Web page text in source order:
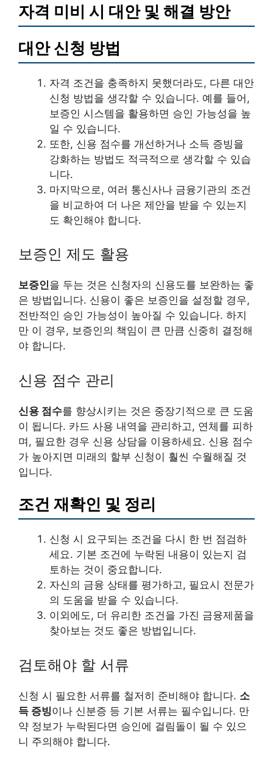
자격 미비 시 대안 및 해결 방안
대안 신청 방법
자격 조건을 충족하지 못했더라도, 다른 대안
신청 방법을 생각할 수 있습니다. 예를 들어,
보증인 시스템을 활용하면 승인 가능성을 높
일 수 있습니다.
또한, 신용 점수를 개선하거나 소득 증빙을
강화하는 방법도 적극적으로 생각할 수 있습
니다.
마지막으로, 여러 통신사나 금융기관의 조건
을 비교하여 더 나은 제안을 받을 수 있는지
도 확인해야 합니다.
보증인 제도 활용
보증인을 두는 것은 신청자의 신용도를 보완하는 좋
은 방법입니다. 신용이 좋은 보증인을 설정할 경우,
전반적인 승인 가능성이 높아질 수 있습니다. 하지
만 이 경우, 보증인의 책임이 큰 만큼 신중히 결정해
야 합니다.
신용 점수 관리
신용 점수를 향상시키는 것은 중장기적으로 큰 도움
이 됩니다. 카드 사용 내역을 관리하고, 연체를 피하
며, 필요한 경우 신용 상담을 이용하세요. 신용 점수
가 높아지면 미래의 할부 신청이 훨씬 수월해질 것
입니다.
조건 재확인 및 정리
신청 시 요구되는 조건을 다시 한 번 점검하
세요. 기본 조건에 누락된 내용이 있는지 검
토하는 것이 중요합니다.
자신의 금융 상태를 평가하고, 필요시 전문가
의 도움을 받을 수 있습니다.
이외에도, 더 유리한 조건을 가진 금융제품을
찾아보는 것도 좋은 방법입니다.
검토해야 할 서류
신청 시 필요한 서류를 철저히 준비해야 합니다. 소
득 증빙이나 신분증 등 기본 서류는 필수입니다. 만
약 정보가 누락된다면 승인에 걸림돌이 될 수 있으
니 주의해야 합니다.